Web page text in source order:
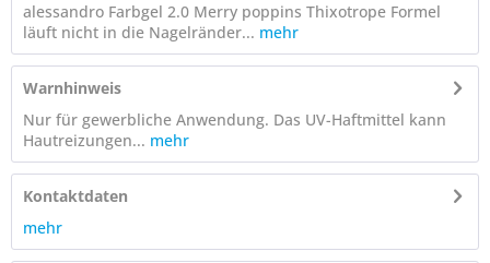
alessandro Farbgel 2.0 Merry poppins Thixotrope Formel
läuft nicht in die Nagelränder... mehr
Warnhinweis
Nur für gewerbliche Anwendung. Das UV-Haftmittel kann
Hautreizungen... mehr
Kontaktdaten
mehr